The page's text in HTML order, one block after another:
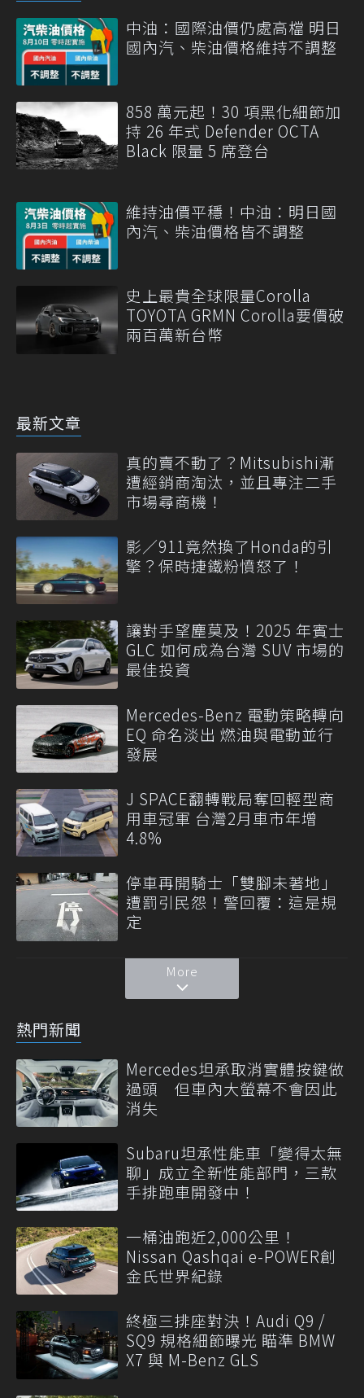
中油：國際油價仍處高檔 明日
國內汽、柴油價格維持不調整
858 萬元起！30 項黑化細節加
持 26 年式 Defender OCTA
Black 限量 5 席登台
維持油價平穩！中油：明日國
內汽、柴油價格皆不調整
史上最貴全球限量Corolla
TOYOTA GRMN Corolla要價破
兩百萬新台幣
最新文章
真的賣不動了？Mitsubishi漸
遭經銷商淘汰，並且專注二手
市場尋商機！
影／911竟然換了Honda的引
擎？保時捷鐵粉憤怒了！
讓對手望塵莫及！2025 年賓士
GLC 如何成為台灣 SUV 市場的
最佳投資
Mercedes-Benz 電動策略轉向
EQ 命名淡出 燃油與電動並行
發展
J SPACE翻轉戰局奪回輕型商
用車冠軍 台灣2月車市年增
4.8%
停車再開騎士「雙腳未著地」
遭罰引民怨！警回覆：這是規
定
More
熱門新聞
Mercedes坦承取消實體按鍵做
過頭 但車內大螢幕不會因此
消失
Subaru坦承性能車「變得太無
聊」成立全新性能部門，三款
手排跑車開發中！
一桶油跑近2,000公里！
Nissan Qashqai e-POWER創
金氏世界紀錄
終極三排座對決！Audi Q9 /
SQ9 規格細節曝光 瞄準 BMW
X7 與 M-Benz GLS